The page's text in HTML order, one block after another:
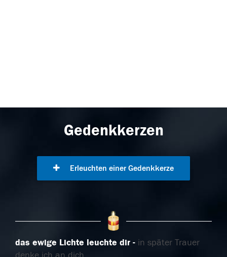
Gedenkkerzen
Erleuchten einer Gedenkkerze
das ewige Lichte leuchte dir
in später Trauer